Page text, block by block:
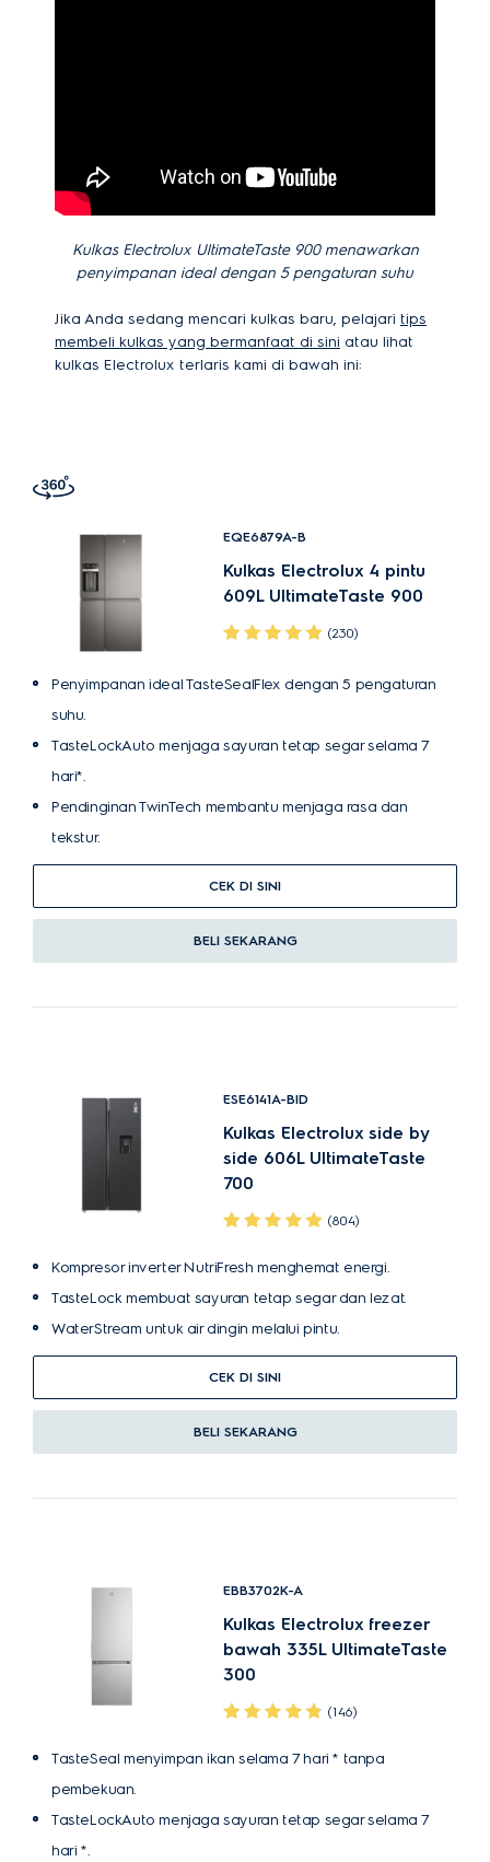
Kulkas Electrolux UltimateTaste 900 menawarkan
penyimpanan ideal dengan 5 pengaturan suhu
Jika Anda sedang mencari kulkas baru, pelajari tips
membeli kulkas yang bermanfaat di sini atau lihat
kulkas Electrolux terlaris kami di bawah ini:
EQE6879A-B
Kulkas Electrolux 4 pintu
609L UltimateTaste 900
(230)
Penyimpanan ideal TasteSealFlex dengan 5 pengaturan
suhu.
TasteLockAuto menjaga sayuran tetap segar selama 7
hari*.
Pendinginan TwinTech membantu menjaga rasa dan
tekstur.
CEK DI SINI
BELI SEKARANG
ESE6141A-BID
Kulkas Electrolux side by
side 606L UltimateTaste
700
(804)
Kompresor inverter NutriFresh menghemat energi.
TasteLock membuat sayuran tetap segar dan lezat.
WaterStream untuk air dingin melalui pintu.
CEK DI SINI
BELI SEKARANG
EBB3702K-A
Kulkas Electrolux freezer
bawah 335L UltimateTaste
300
(146)
TasteSeal menyimpan ikan selama 7 hari * tanpa
pembekuan.
TasteLockAuto menjaga sayuran tetap segar selama 7
hari *.